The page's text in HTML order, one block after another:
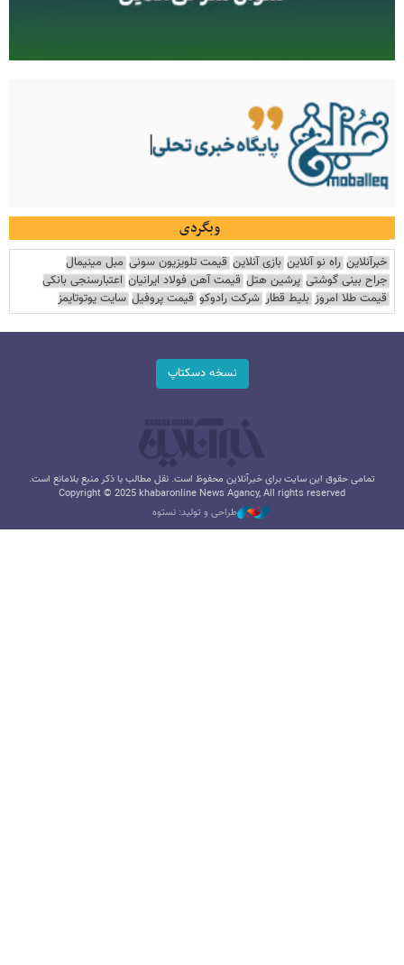
وبگردی
خبرآنلاین راه نو آنلاین بازی آنلاین قیمت تلویزیون سونی مبل مینیمال
جراح بینی گوشتی پرشین هتل قیمت آهن فولاد ایرانیان اعتبارسنجی بانکی
قیمت طلا امروز بلیط قطار شرکت رادوکو قیمت پروفیل سایت یوتوتایمز
نسخه دسکتاپ
تمامی حقوق این سایت برای خبرآنلاین محفوظ است. نقل مطالب با ذکر منبع بلامانع است.
Copyright © 2025 khabaronline News Agancy, All rights reserved
طراحی و تولید: نستوه